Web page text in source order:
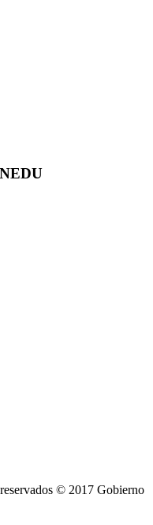
© 2017 Gobierno